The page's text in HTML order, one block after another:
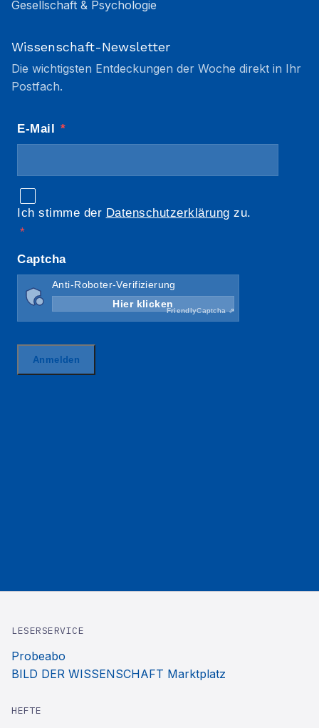
Gesellschaft & Psychologie
Wissenschaft-Newsletter
Die wichtigsten Entdeckungen der Woche direkt in Ihr
Postfach.
LESERSERVICE
Probeabo
BILD DER WISSENSCHAFT Marktplatz
HEFTE